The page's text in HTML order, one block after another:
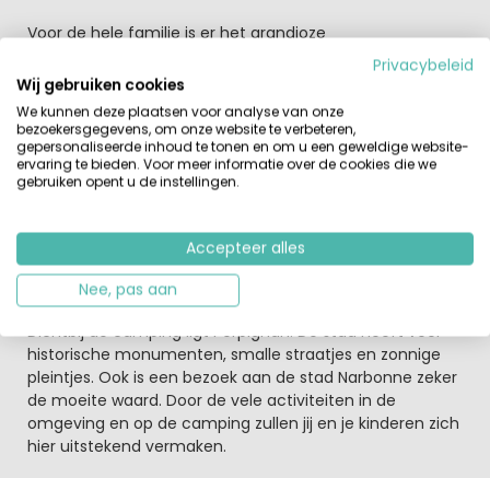
Voor de hele familie is er het grandioze
zwembadcomplex met wel 5 zwembaden en top-
glijbanen. Het enthousiaste animatieteam zorgt voor
veel leuke activiteiten in het hoogseizoen. De kinderen
hoeven zich op Les Tropiaques geen moment te
vervelen. Ook als je sportief bezig wilt zijn kan dit op het
multi-sportterrein. Zo zullen de kinderen kunnen
voetballen, volleyballen en zelfs boogschieten. In juli en
door het animatieteam met als afsluiting vaak een
feest- of dansavond. WiFi tegen betaling over de hele
camping beschikbaar.
Dichtbij de camping ligt Perpignan. De stad heeft veel
historische monumenten, smalle straatjes en zonnige
pleintjes. Ook is een bezoek aan de stad Narbonne zeker
de moeite waard. Door de vele activiteiten in de
omgeving en op de camping zullen jij en je kinderen zich
hier uitstekend vermaken.
Privacybeleid
Wij gebruiken cookies
We kunnen deze plaatsen voor analyse van onze
bezoekersgegevens, om onze website te verbeteren,
gepersonaliseerde inhoud te tonen en om u een geweldige website-
ervaring te bieden. Voor meer informatie over de cookies die we
gebruiken opent u de instellingen.
Accepteer alles
Nee, pas aan